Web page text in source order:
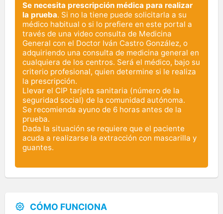
Se necesita prescripción médica para realizar
la prueba. Si no la tiene puede solicitarla a su
médico habitual o si lo prefiere en este portal a
través de una video consulta de Medicina
General con el Doctor Iván Castro González, o
adquiriendo una consulta de medicina general en
cualquiera de los centros. Será el médico, bajo su
criterio profesional, quien determine si le realiza
la prescripción.
Llevar el CIP tarjeta sanitaria (número de la
seguridad social) de la comunidad autónoma.
Se recomienda ayuno de 6 horas antes de la
prueba.
Dada la situación se requiere que el paciente
acuda a realizarse la extracción con mascarilla y
guantes.
CÓMO FUNCIONA